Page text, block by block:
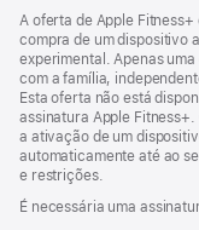
A oferta de Apple
compra de um dispositivo
experimental. Apenas
com a família,
Esta oferta não está
assinatura Apple
a ativação de um
automaticamente até ao
e restrições.
É necessária uma